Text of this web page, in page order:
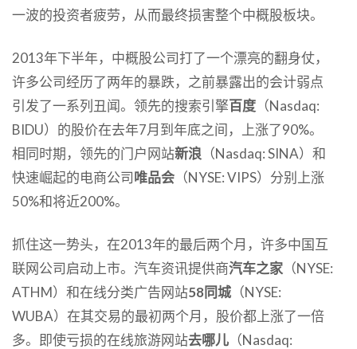
一波的投资者疲劳，从而最终损害整个中概股板块。
2013年下半年，中概股公司打了一个漂亮的翻身仗，
许多公司经历了两年的暴跌，之前暴露出的会计弱点
引发了一系列丑闻。领先的搜索引擎百度 （Nasdaq:
BIDU）的股价在去年7月到年底之间，上涨了90%。
相同时期，领先的门户网站新浪 （Nasdaq: SINA）和
快速崛起的电商公司唯品会 （NYSE: VIPS）分别上涨
50%和将近200%。
抓住这一势头，在2013年的最后两个月，许多中国互
联网公司启动上市。汽车资讯提供商汽车之家 （NYSE:
ATHM）和在线分类广告网站58同城 （NYSE:
WUBA）在其交易的最初两个月，股价都上涨了一倍
多。即使亏损的在线旅游网站去哪儿 （Nasdaq: